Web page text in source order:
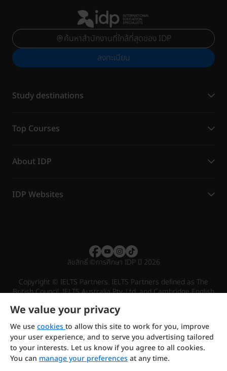
ค้นหาสำนักงานที่ใกล้ที่สุดของ IDP
ลงทะเบียน
Study destinations
Top Courses
About IDP
IDP Websites
ลิขสิทธิ์©การศึกษา IDP ปี 2026
Copyright © IELTS Partners. IELTS Partners defined as The
British Council, IELTS Australia Pty. Ltd. and Cambridge English
Investors
Terms of use Privacy policy Disclaimer
We value your privacy
We usecookiesto allow this site to work for you, improve
your user experience, and to serve you advertising tailored
to your interests. Let us know if you agree to all cookies.
You can manage your preferencesat any time.